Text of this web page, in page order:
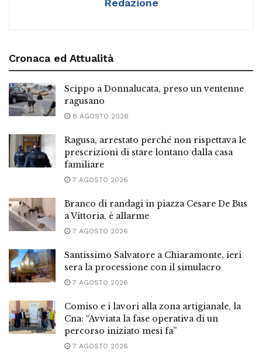
Cronaca ed Attualità
Scippo a Donnalucata, preso un ventenne
ragusano
8 AGOSTO 2026
Ragusa, arrestato perché non rispettava le
prescrizioni di stare lontano dalla casa
familiare
7 AGOSTO 2026
Branco di randagi in piazza Cesare De Bus
a Vittoria, è allarme
7 AGOSTO 2026
Santissimo Salvatore a Chiaramonte, ieri
sera la processione con il simulacro
7 AGOSTO 2026
Comiso e i lavori alla zona artigianale, la
Cna: “Avviata la fase operativa di un
percorso iniziato mesi fa”
7 AGOSTO 2026